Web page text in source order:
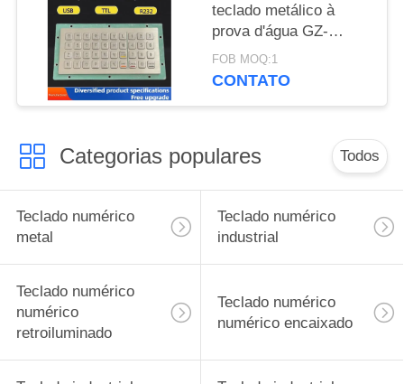
teclado metálico à
prova d'água GZ-
C001055 R232
interface
FOB MOQ:1
CONTATO
Categorias populares Todos
Teclado numérico
metal
Teclado numérico
industrial
Teclado numérico
numérico
retroiluminado
Teclado numérico
numérico encaixado